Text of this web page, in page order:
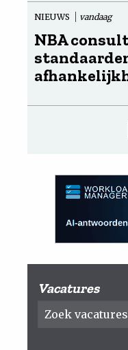
NIEUWS vandaag
NBA
Vacatures